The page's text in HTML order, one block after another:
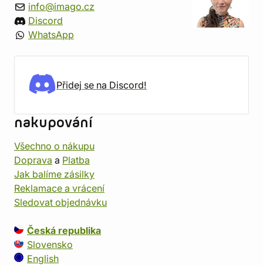
info@imago.cz
Discord
WhatsApp
Přidej se na Discord!
nakupování
Všechno o nákupu
Doprava a Platba
Jak balíme zásilky
Reklamace a vrácení
Sledovat objednávku
Česká republika
Slovensko
English